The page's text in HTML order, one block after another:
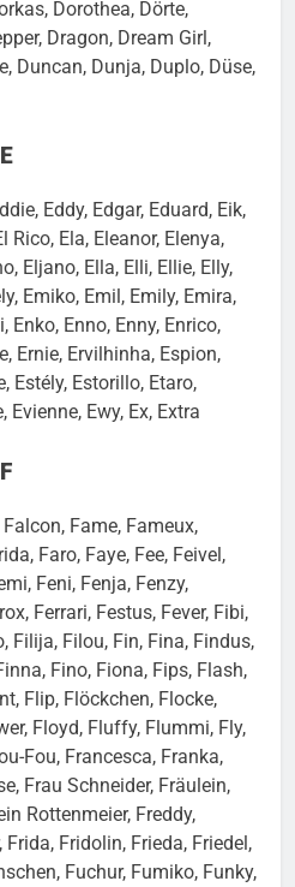
Dorothea, Dörte,
Dragon, Dream Girl,
Duncan, Dunja, Duplo, Düse,
Eddy, Edgar, Eduard, Eik,
Rico, Ela, Eleanor, Elenya,
Eljano, Ella, Elli, Ellie, Elly,
Emiko, Emil, Emily, Emira,
Enko, Enno, Enny, Enrico,
Ernie, Ervilhinha, Espion,
Estély, Estorillo, Etaro,
Evienne, Ewy, Ex, Extra
Fame, Fameux,
Faro, Faye, Fee, Feivel,
Feni, Fenja, Fenzy,
Ferrari, Festus, Fever, Fibi,
Filija, Filou, Fin, Fina, Findus,
Fino, Fiona, Fips, Flash,
Flip, Flöckchen, Flocke,
Floyd, Fluffy, Flummi, Fly,
Fou, Francesca, Franka,
Frau Schneider, Fräulein,
Rottenmeier, Freddy,
Frida, Fridolin, Frieda, Friedel,
Fuchur, Fumiko, Funky,